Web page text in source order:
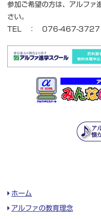
参加ご希望の方は、アルファ
さい。
TEL ： 076-467-3727
ホーム
アルファの教育理念